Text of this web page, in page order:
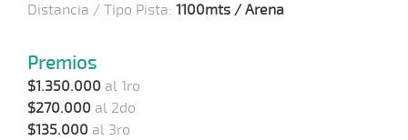
Distancia / Tipo Pista: 1100mts / Arena
Premios
$1.350.000 al 1ro
$270.000 al 2do
$135.000 al 3ro